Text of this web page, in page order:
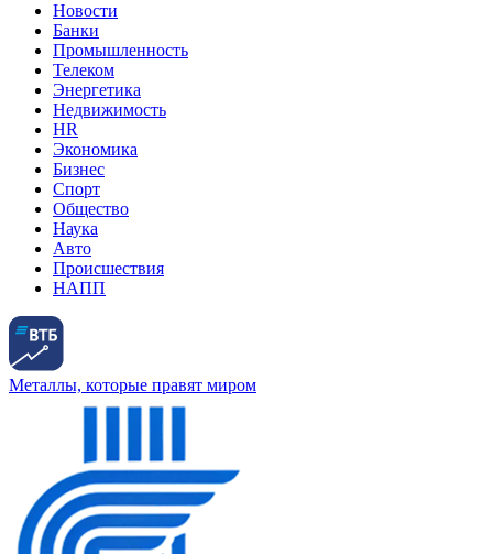
Новости
Банки
Промышленность
Телеком
Энергетика
Недвижимость
HR
Экономика
Бизнес
Спорт
Общество
Наука
Авто
Происшествия
НАПП
Металлы, которые правят миром